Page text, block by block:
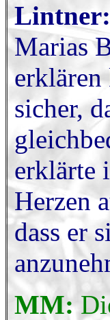
Lintner:
Marias
sicher,
erklärte
Herzen
dass er
MM: